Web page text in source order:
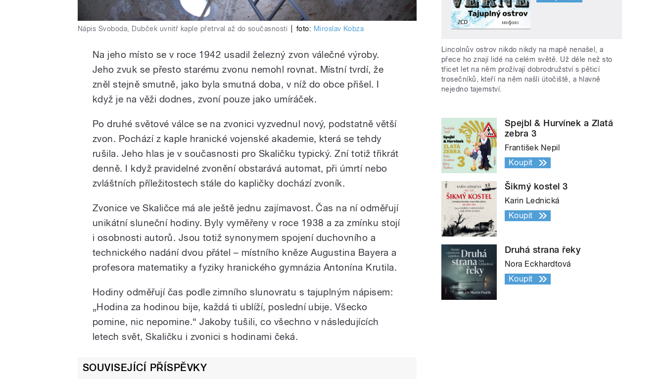
Nápis Svoboda, Dubček uvnitř kaple přetrval až do současnosti foto: Miroslav Kobza
Na jeho místo se v roce 1942 usadil železný zvon válečné výroby.
Jeho zvuk se přesto starému zvonu nemohl rovnat. Místní tvrdí, že
zněl stejně smutně, jako byla smutná doba, v níž do obce přišel. I
když je na věži dodnes, zvoní pouze jako umíráček.
Po druhé světové válce se na zvonici vyzvednul nový, podstatně větší
zvon. Pochází z kaple hranické vojenské akademie, která se tehdy
rušila. Jeho hlas je v současnosti pro Skaličku typický. Zní totiž třikrát
denně. I když pravidelné zvonění obstarává automat, při úmrtí nebo
zvláštních příležitostech stále do kapličky dochází zvoník.
Zvonice ve Skaličce má ale ještě jednu zajímavost. Čas na ní odměřují
unikátní sluneční hodiny. Byly vyměřeny v roce 1938 a za zmínku stojí
i osobnosti autorů. Jsou totiž synonymem spojení duchovního a
technického nadání dvou přátel – místního kněze Augustina Bayera a
profesora matematiky a fyziky hranického gymnázia Antonína Krutila.
Hodiny odměřují čas podle zimního slunovratu s tajuplným nápisem:
„Hodina za hodinou bije, každá ti ublíží, poslední ubije. Všecko
pomine, nic nepomine.“ Jakoby tušili, co všechno v následujících
letech svět, Skaličku i zvonici s hodinami čeká.
SOUVISEJÍCÍ PŘÍSPĚVKY
Lincolnův ostrov nikdo nikdy na mapě nenašel, a
přece ho znají lidé na celém světě. Už déle než sto
třicet let na něm prožívají dobrodružství s pěticí
trosečníků, kteří na něm našli útočiště, a hlavně
nejedno tajemství.
Spejbl & Hurvínek a Zlatá
zebra 3
František Nepil
Koupit
Šikmý kostel 3
Karin Lednická
Koupit
Druhá strana řeky
Nora Eckhardtová
Koupit